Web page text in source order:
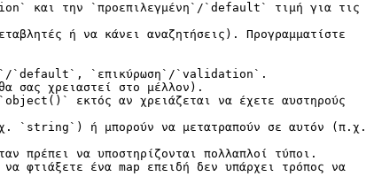
και την `προεπιλεγμένη`/`default` τιμή για τις
ή να κάνει αναζητήσεις). Προγραμματίστε
`default`, `επικύρωση`/`validation`.
σας χρειαστεί στο μέλλον).
εκτός αν χρειάζεται να έχετε αυστηρούς
`string`) ή μπορούν να μετατραπούν σε αυτόν (π.χ.
πρέπει να υποστηρίζονται πολλαπλοί τύποι.
φτιάξετε ένα map επειδή δεν υπάρχει τρόπος να